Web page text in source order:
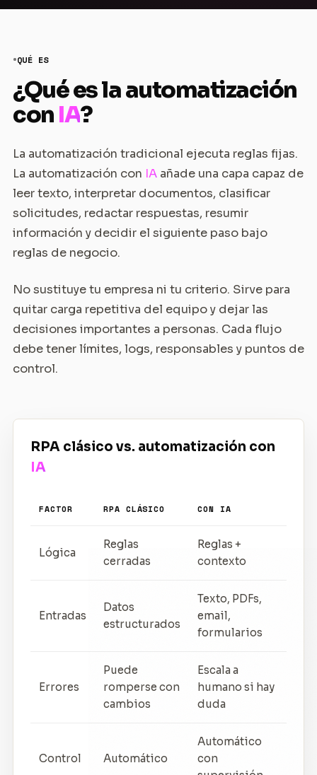
QUÉ ES
¿Qué es la automatización
con IA?
La automatización tradicional ejecuta reglas fijas.
La automatización con IA añade una capa capaz de
leer texto, interpretar documentos, clasificar
solicitudes, redactar respuestas, resumir
información y decidir el siguiente paso bajo
reglas de negocio.
No sustituye tu empresa ni tu criterio. Sirve para
quitar carga repetitiva del equipo y dejar las
decisiones importantes a personas. Cada flujo
debe tener límites, logs, responsables y puntos de
control.
RPA clásico vs. automatización con
IA
FACTOR RPA CLÁSICO CON IA
Lógica
Reglas
cerradas
Reglas +
contexto
Entradas
Datos
estructurados
Texto, PDFs,
email,
formularios
Errores
Puede
romperse con
cambios
Escala a
humano si hay
duda
Control Automático
Automático
con